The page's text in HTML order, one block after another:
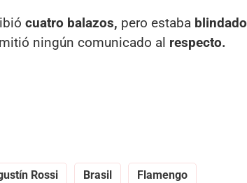
cuatro balazos, pero estaba blindado
ningún comunicado al respecto.
Rossi Brasil Flamengo